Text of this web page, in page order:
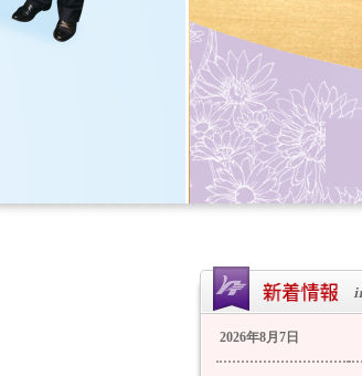
2026年8月7日